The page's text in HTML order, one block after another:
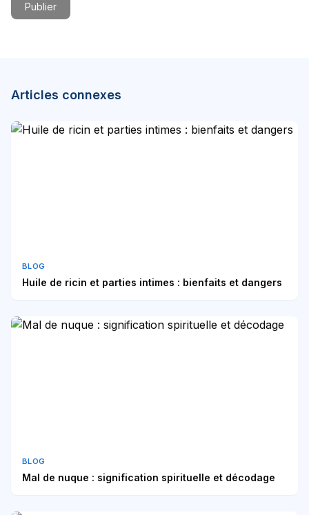
Publier
Articles connexes
BLOG
Huile de ricin et parties intimes : bienfaits et dangers
BLOG
Mal de nuque : signification spirituelle et décodage